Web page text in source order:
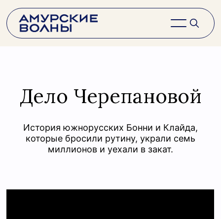
Дело Черепановой
История южнорусских Бонни и Клайда,
которые бросили рутину, украли семь
миллионов и уехали в закат.